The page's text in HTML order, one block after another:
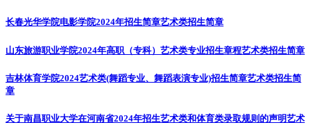
长春光华学院电影学院2024年招生简章艺术类招生简章
山东旅游职业学院2024年高职（专科）艺术类专业招生章程艺术类招生简章
吉林体育学院2024艺术类(舞蹈专业、舞蹈表演专业)招生简章艺术类招生简
章
关于南昌职业大学在河南省2024年招生艺术类和体育类录取规则的声明艺术